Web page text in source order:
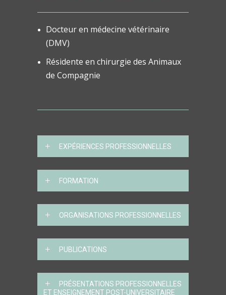
Docteur en médecine vétérinaire
(DMV)
Résidente en chirurgie des Animaux
de Compagnie
EXPÉRIENCES PROFESSIONNELLES
FORMATION
ORGANISATIONS PROFESSIONNELLES
PUBLICATIONS
PRÉSENTATIONS PROFESSIONNELLES
ET ENSEIGNEMENT POST-UNIVERSITAIRE